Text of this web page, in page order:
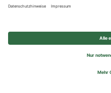
© 2026 REWE